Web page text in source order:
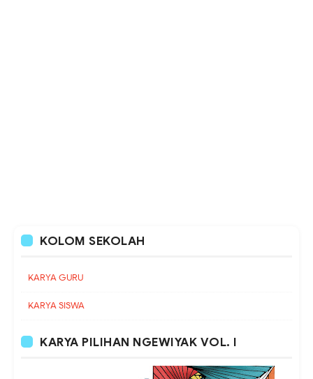
KOLOM SEKOLAH
KARYA GURU
KARYA SISWA
KARYA PILIHAN NGEWIYAK VOL. I